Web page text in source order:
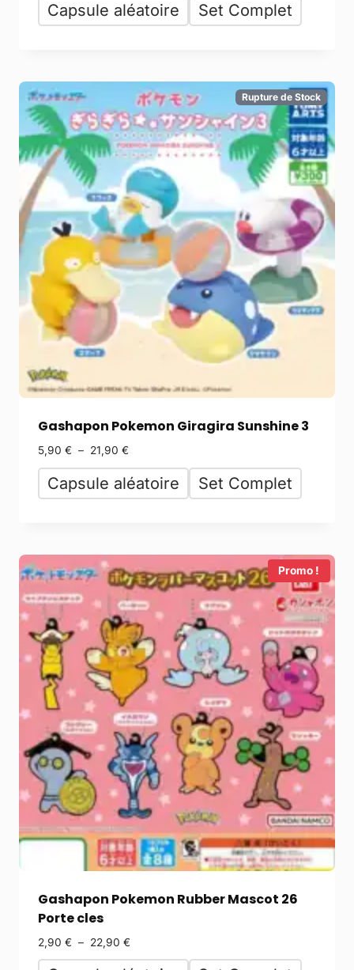
Capsule aléatoire Set Complet
Rupture de Stock
Gashapon Pokemon Giragira Sunshine 3
5,90 € – 21,90 €
Capsule aléatoire Set Complet
Promo !
Gashapon Pokemon Rubber Mascot 26
Porte cles
2,90 € – 22,90 €